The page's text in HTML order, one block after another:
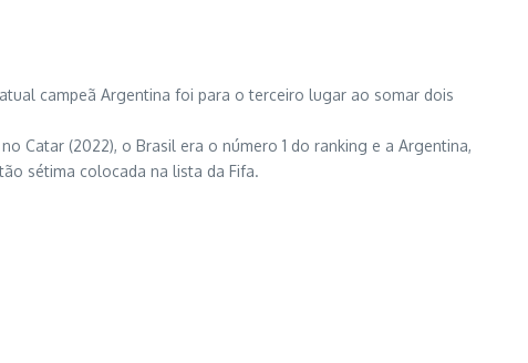
campeã Argentina foi para o terceiro lugar ao somar dois
Catar (2022), o Brasil era o número 1 do ranking e a Argentina,
sétima colocada na lista da Fifa.